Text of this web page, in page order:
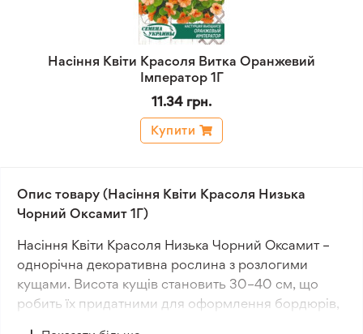
Насіння Квіти Красоля Витка Оранжевий
Імператор 1Г
11.34 грн.
Купити
Опис товару (Насіння Квіти Красоля Низька
Чорний Оксамит 1Г)
Насіння Квіти Красоля Низька Чорний Оксамит –
однорічна декоративна рослина з розлогими
кущами. Висота кущів становить 30–40 см, що
робить їх придатними для оформлення бордюрів,